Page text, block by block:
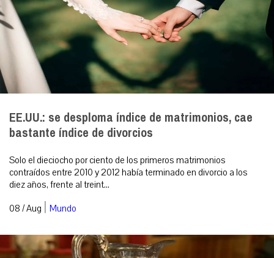
EE.UU.: se desploma índice de matrimonios, cae
bastante índice de divorcios
Solo el dieciocho por ciento de los primeros matrimonios
contraídos entre 2010 y 2012 había terminado en divorcio a los
diez años, frente al treint...
08 / Aug | Mundo